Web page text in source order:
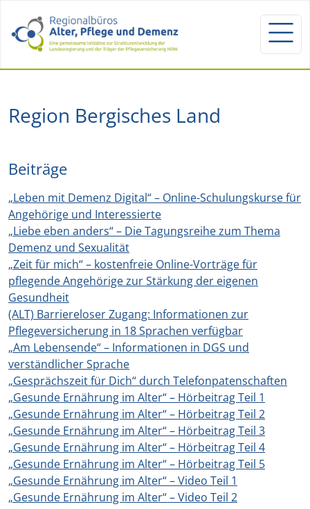
Region Bergisches Land
Beiträge
„Leben mit Demenz Digital“ – Online-Schulungskurse für
Angehörige und Interessierte
„Liebe eben anders“ – Die Tagungsreihe zum Thema
Demenz und Sexualität
„Zeit für mich“ – kostenfreie Online-Vorträge für
pflegende Angehörige zur Stärkung der eigenen
Gesundheit
(ALT) Barriereloser Zugang: Informationen zur
Pflegeversicherung in 18 Sprachen verfügbar
„Am Lebensende“ – Informationen in DGS und
verständlicher Sprache
„Gesprächszeit für Dich“ durch Telefonpatenschaften
„Gesunde Ernährung im Alter“ – Hörbeitrag Teil 1
„Gesunde Ernährung im Alter“ – Hörbeitrag Teil 2
„Gesunde Ernährung im Alter“ – Hörbeitrag Teil 3
„Gesunde Ernährung im Alter“ – Hörbeitrag Teil 4
„Gesunde Ernährung im Alter“ – Hörbeitrag Teil 5
„Gesunde Ernährung im Alter“ – Video Teil 1
„Gesunde Ernährung im Alter“ – Video Teil 2